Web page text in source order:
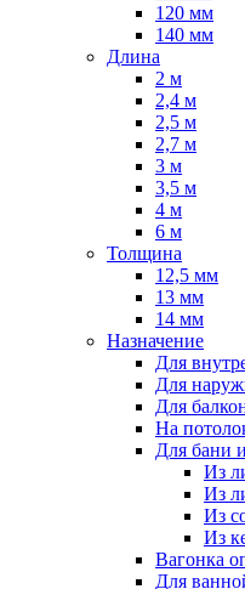
120 мм
140 мм
Длина
2 м
2,4 м
2,5 м
2,7 м
3 м
3,5 м
4 м
6 м
Толщина
12,5 мм
13 мм
14 мм
Назначение
Для
Для
Для
На
Для бани
Из
Из
Из
Из
Вагонка
Для